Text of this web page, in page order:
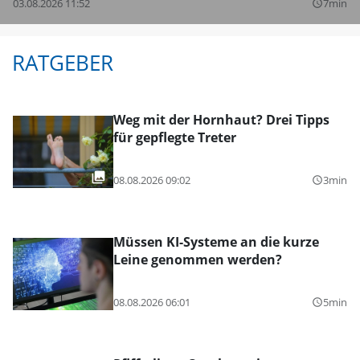
03.08.2026 11:52 query_builder7min
RATGEBER
Weg mit der Hornhaut? Drei Tipps
für gepflegte Treter
08.08.2026 09:02 query_builder3min
Müssen KI-Systeme an die kurze
Leine genommen werden?
08.08.2026 06:01 query_builder5min